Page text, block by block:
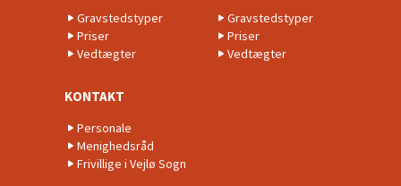
Gravstedstyper
Priser
Vedtægter
Gravstedstyper
Priser
Vedtægter
KONTAKT
Personale
Menighedsråd
Frivillige i Vejlø Sogn